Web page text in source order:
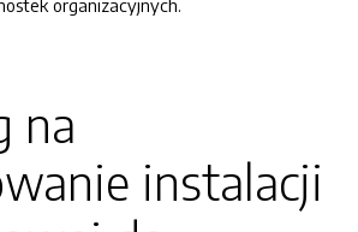
organizacyjnych.
na
instalacji